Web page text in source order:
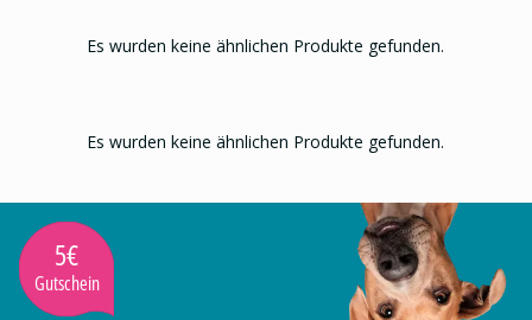
Es wurden keine ähnlichen Produkte gefunden.
Es wurden keine ähnlichen Produkte gefunden.
5€
Gutschein